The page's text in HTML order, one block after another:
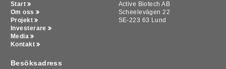
Start
Om oss
Projekt
Investerare
Media
Kontakt
Active Biotech AB
Scheelevägen 22
SE-223 63 Lund
Besöksadress